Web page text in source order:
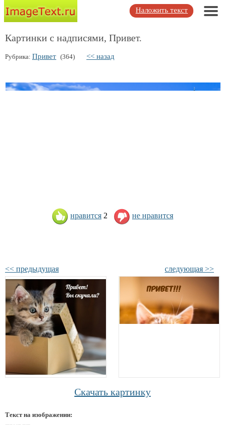
Наложить текст
Картинки с надписями, Привет.
Рубрика: Привет (364) << назад
нравится 2 не нравится
<< предыдущая следующая >>
Скачать картинку
Текст на изображении: